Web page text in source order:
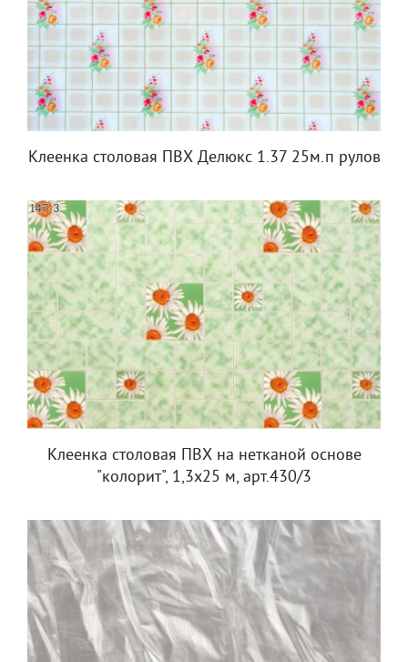
Клеенка столовая ПВХ Делюкс 1.37 25м.п рулов
Клеенка столовая ПВХ на нетканой основе
"колорит", 1,3х25 м, арт.430/3